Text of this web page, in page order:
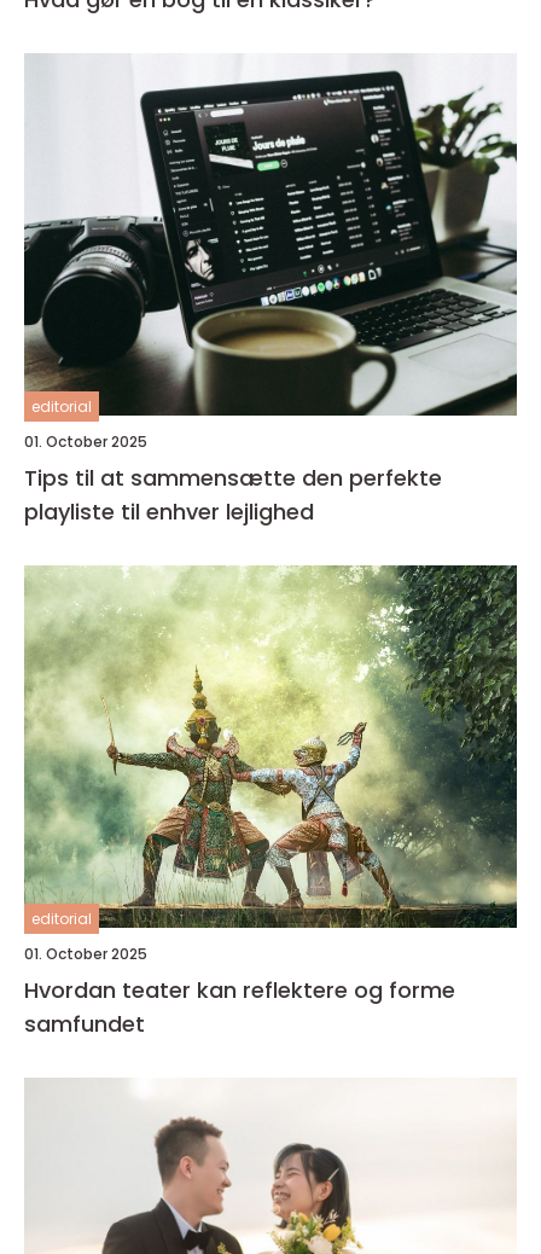
editorial
01. October 2025
Tips til at sammensætte den perfekte
playliste til enhver lejlighed
editorial
01. October 2025
Hvordan teater kan reflektere og forme
samfundet